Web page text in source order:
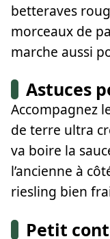
betteraves
morceaux de
marche aussi
Astuces
Accompagnez
de terre ultra
va boire la
l’ancienne à
riesling bien
Petit